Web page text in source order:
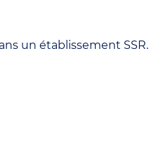
un établissement SSR.